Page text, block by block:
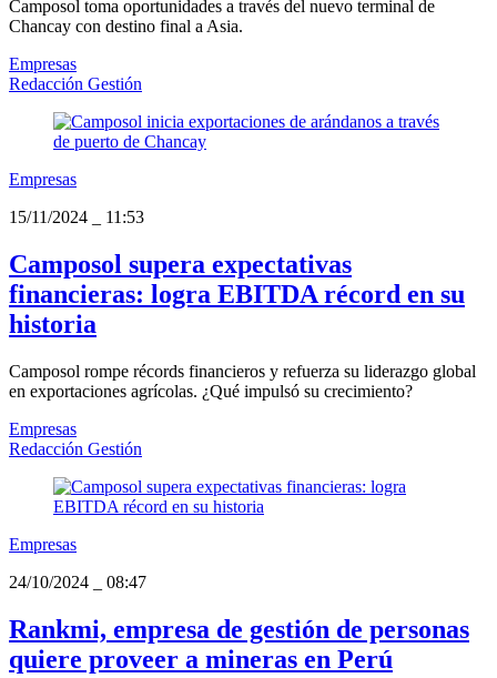
Camposol toma oportunidades a través del nuevo terminal de
Chancay con destino final a Asia.
Empresas
Redacción Gestión
Empresas
15/11/2024
11:53
Camposol supera expectativas
financieras: logra EBITDA récord en su
historia
Camposol rompe récords financieros y refuerza su liderazgo global
en exportaciones agrícolas. ¿Qué impulsó su crecimiento?
Empresas
Redacción Gestión
Empresas
24/10/2024
08:47
Rankmi, empresa de gestión de personas
quiere proveer a mineras en Perú